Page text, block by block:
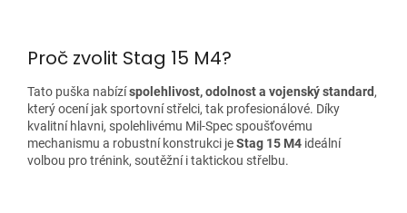
Proč zvolit Stag 15 M4?
Tato puška nabízíspolehlivost, odolnost a vojenský standard,
který ocení jak sportovní střelci, tak profesionálové. Díky
kvalitní hlavni, spolehlivému Mil-Spec spoušťovému
mechanismu a robustní konstrukci jeStag 15 M4 ideální
volbou pro trénink, soutěžní i taktickou střelbu.